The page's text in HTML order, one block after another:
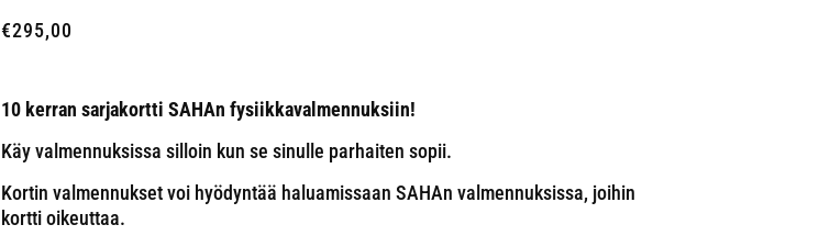
€295,00
10 kerran sarjakortti SAHAn fysiikkavalmennuksiin!
Käy valmennuksissa silloin kun se sinulle parhaiten sopii.
Kortin valmennukset voi hyödyntää haluamissaan SAHAn valmennuksissa, joihin
kortti oikeuttaa.